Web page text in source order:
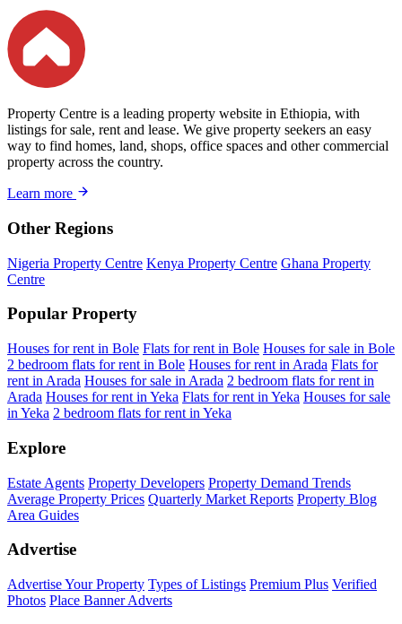
Property Centre is a leading property website in Ethiopia, with
listings for sale, rent and lease. We give property seekers an easy
way to find homes, land, shops, office spaces and other commercial
property across the country.
Learn more
Other Regions
Nigeria Property Centre Kenya Property Centre Ghana Property
Centre
Popular Property
Houses for rent in Bole Flats for rent in Bole Houses for sale in Bole
2 bedroom flats for rent in Bole Houses for rent in Arada Flats for
rent in Arada Houses for sale in Arada 2 bedroom flats for rent in
Arada Houses for rent in Yeka Flats for rent in Yeka Houses for sale
in Yeka 2 bedroom flats for rent in Yeka
Explore
Estate Agents Property Developers Property Demand Trends
Average Property Prices Quarterly Market Reports Property Blog
Area Guides
Advertise
Advertise Your Property Types of Listings Premium Plus Verified
Photos Place Banner Adverts